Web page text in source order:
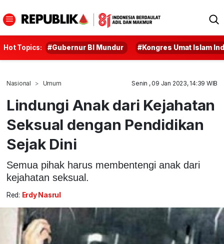
Hot Topics: #Gubernur BI Mundur #Kongres Umat Islam
Nasional Umum Senin , 09 Jan 2023, 14:39 WIB
Lindungi Anak dari Kejahatan
Seksual dengan Pendidikan
Sejak Dini
Semua pihak harus membentengi anak dari
kejahatan seksual.
Red: Erdy Nasrul